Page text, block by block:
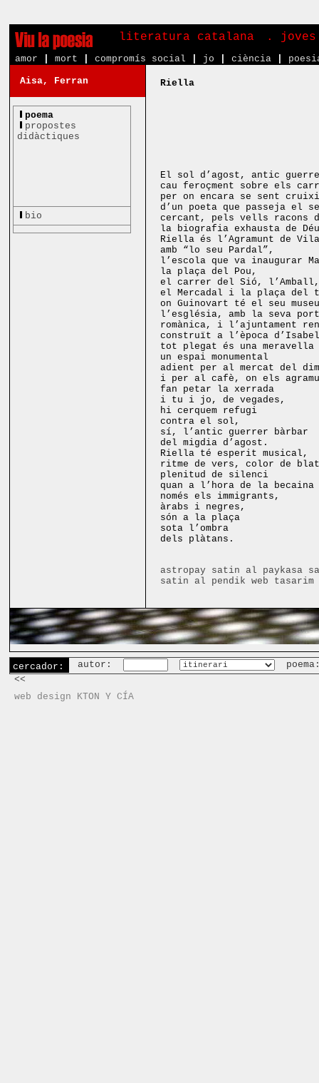
literatura catalana .
amor mort compromís social jo ciència
Aisa, Ferran
poema
propostes
didàctiques
bio
Riella
El sol d’agost, antic
cau feroçment sobre els
per on encara se sent
d’un poeta que passeja el
cercant, pels vells racons
la biografia exhausta de
Riella és l’Agramunt de
amb “lo seu Pardal”,
l’escola que va inaugurar
la plaça del Pou,
el carrer del Sió,
el Mercadal i la plaça del
on Guinovart té el seu
l’església, amb la seva
romànica, i l’ajuntament
construït a l’època
tot plegat és una meravella
un espai monumental
adient per al mercat del
i per al cafè, on els
fan petar la xerrada
i tu i jo, de vegades,
hi cerquem refugi
contra el sol,
sí, l’antic guerrer bàrbar
del migdia d’agost.
Riella té esperit musical,
ritme de vers, color de
plenitud de silenci
quan a l’hora de la becaina
només els immigrants,
àrabs i negres,
són a la plaça
sota l’ombra
dels plàtans.
astropay satin al
paykasa
satin al
pendik web
cercador: autor:
<<
web design KTON Y CÍA